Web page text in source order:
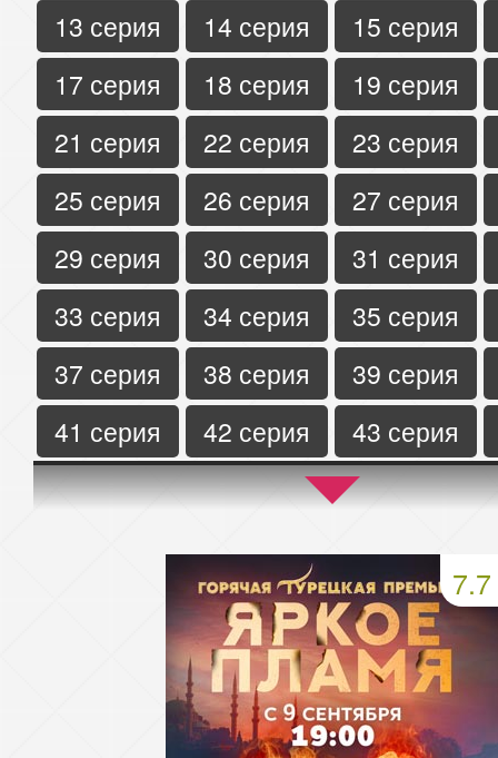
13 серия
14 серия
15 серия
17 серия
18 серия
19 серия
21 серия
22 серия
23 серия
25 серия
26 серия
27 серия
29 серия
30 серия
31 серия
33 серия
34 серия
35 серия
37 серия
38 серия
39 серия
41 серия
42 серия
43 серия
45 серия
46 серия
47 серия
50 серия
51 серия
54 серия
55 серия
58 серия
59 серия
62 серия
63 серия
7.7